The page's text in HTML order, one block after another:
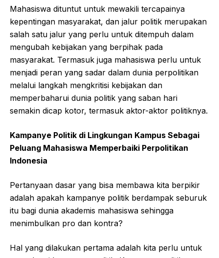
Mahasiswa dituntut untuk mewakili tercapainya
kepentingan masyarakat, dan jalur politik merupakan
salah satu jalur yang perlu untuk ditempuh dalam
mengubah kebijakan yang berpihak pada
masyarakat. Termasuk juga mahasiswa perlu untuk
menjadi peran yang sadar dalam dunia perpolitikan
melalui langkah mengkritisi kebijakan dan
memperbaharui dunia politik yang saban hari
semakin dicap kotor, termasuk aktor-aktor politiknya.
Kampanye Politik di Lingkungan Kampus Sebagai
Peluang Mahasiswa Memperbaiki Perpolitikan
Indonesia
Pertanyaan dasar yang bisa membawa kita berpikir
adalah apakah kampanye politik berdampak seburuk
itu bagi dunia akademis mahasiswa sehingga
menimbulkan pro dan kontra?
Hal yang dilakukan pertama adalah kita perlu untuk